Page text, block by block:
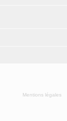
Mentions légales